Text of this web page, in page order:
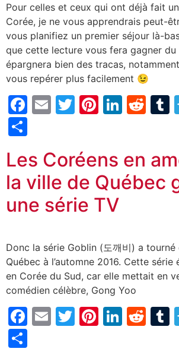
Pour celles et ceux qui ont déjà fait
Corée, je ne vous apprendrais peut-
vous planifiez un premier séjour là-
que cette lecture vous fera gagner
épargnera bien des tracas,
vous repérer plus facilement 😉
Facebook
EmailTwitter
Pinterest
Les Coréens en
la ville de Québec
une série TV
Donc la série Goblin (도깨비) a tourné
Québec à l’automne 2016. Cette
en Corée du Sud, car elle mettait en
comédien célèbre, Gong Yoo
Facebook
EmailTwitter
Pinterest